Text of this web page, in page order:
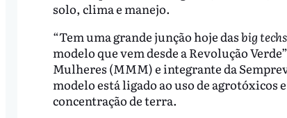
solo, clima e manejo.
“Tem uma grande junção hoje dasbig techs
modelo que vem desde a Revolução
Mulheres (MMM) e integrante da
modelo está ligado ao uso de agrotóxicos
concentração de terra.